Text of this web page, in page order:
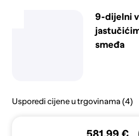
9-dijelni
smeđa
Usporedi cijene u trgovinama (4)